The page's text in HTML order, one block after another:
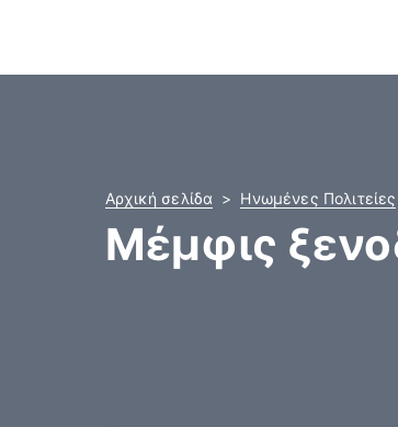
Αρχική σελίδα Ηνωμένες Πολιτείες
Μέμφις